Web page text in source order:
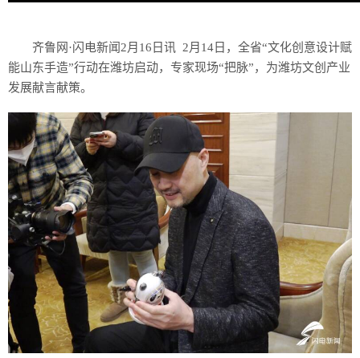
齐鲁网·闪电新闻2月16日讯 2月14日，全省“文化创意设计赋
能山东手造”行动在潍坊启动，专家现场“把脉”，为潍坊文创产业
发展献言献策。